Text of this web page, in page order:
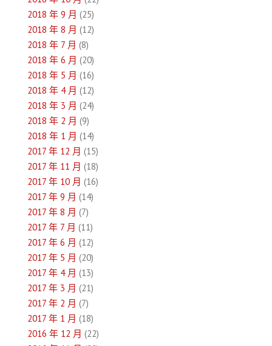
2018 年 9 月 (25)
2018 年 8 月 (12)
2018 年 7 月 (8)
2018 年 6 月 (20)
2018 年 5 月 (16)
2018 年 4 月 (12)
2018 年 3 月 (24)
2018 年 2 月 (9)
2018 年 1 月 (14)
2017 年 12 月 (15)
2017 年 11 月 (18)
2017 年 10 月 (16)
2017 年 9 月 (14)
2017 年 8 月 (7)
2017 年 7 月 (11)
2017 年 6 月 (12)
2017 年 5 月 (20)
2017 年 4 月 (13)
2017 年 3 月 (21)
2017 年 2 月 (7)
2017 年 1 月 (18)
2016 年 12 月 (22)